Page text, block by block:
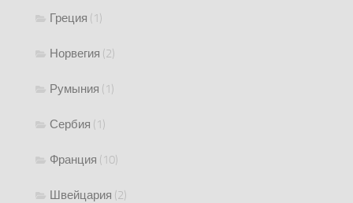
Греция (1)
Норвегия (2)
Румыния (1)
Сербия (1)
Франция (10)
Швейцария (2)